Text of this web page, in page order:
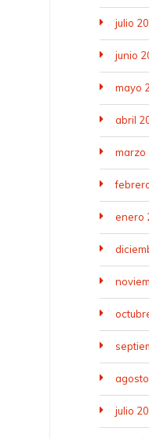
julio
junio
mayo
abril
marzo
enero
julio